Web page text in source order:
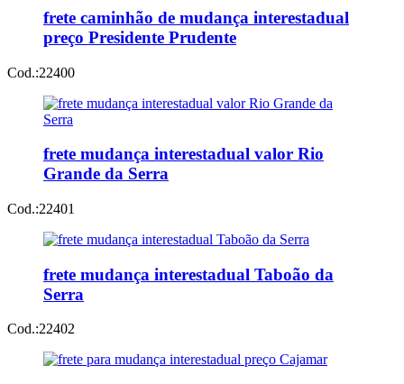
frete caminhão de mudança interestadual
preço Presidente Prudente
Cod.:22400
frete mudança interestadual valor Rio
Grande da Serra
Cod.:22401
frete mudança interestadual Taboão da
Serra
Cod.:22402